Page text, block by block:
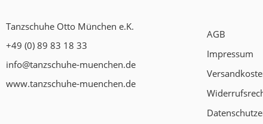
Tanzschuhe Otto München e.K.
+49 (0) 89 83 18 33
info@tanzschuhe-muenchen.de
www.tanzschuhe-muenchen.de
AGB
Impressum